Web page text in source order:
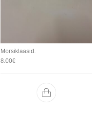
Morsiklaasid.
8.00€